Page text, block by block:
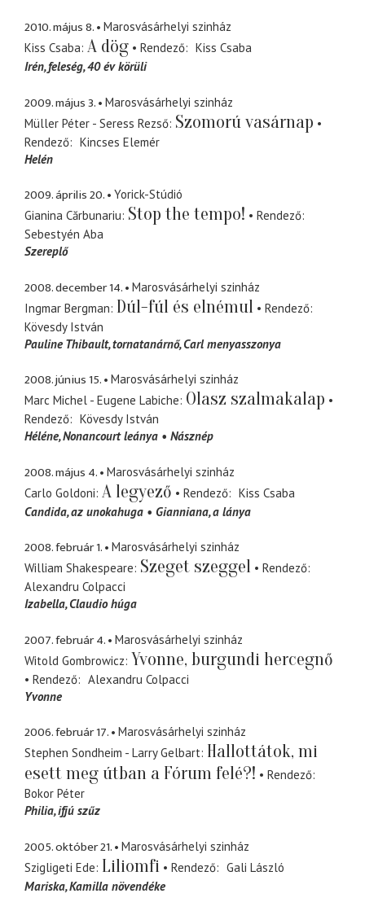
2010. május 8.
Marosvásárhelyi szinház
Kiss Csaba A dög Rendező
Kiss Csaba
Irén feleség, 40 év körüli
2009. május 3.
Marosvásárhelyi szinház
Müller Péter - Seress Rezső Szomorú vasárnap
Rendező
Kincses Elemér
Helén
2009. április 20.
Yorick-Stúdió
Gianina Cărbunariu Stop the tempo!
Rendező
Sebestyén Aba
Szereplő
2008. december 14.
Marosvásárhelyi szinház
Ingmar Bergman Dúl-fúl és elnémul
Rendező
Kövesdy István
Pauline Thibault tornatanárnő, Carl menyasszonya
2008. június 15.
Marosvásárhelyi szinház
Marc Michel - Eugene Labiche Olasz szalmakalap
Rendező
Kövesdy István
Héléne Nonancourt leánya Násznép
2008. május 4.
Marosvásárhelyi szinház
Carlo Goldoni A legyező Rendező
Kiss Csaba
Candida az unokahuga Gianniana a lánya
2008. február 1.
Marosvásárhelyi szinház
William Shakespeare Szeget szeggel
Rendező
Alexandru Colpacci
Izabella Claudio húga
2007. február 4.
Marosvásárhelyi szinház
Witold Gombrowicz Yvonne, burgundi hercegnő
Rendező
Alexandru Colpacci
Yvonne
2006. február 17.
Marosvásárhelyi szinház
Stephen Sondheim - Larry Gelbart Hallottátok, mi
esett meg útban a Fórum felé?!
Rendező
Bokor Péter
Philia ifjú szűz
2005. október 21.
Marosvásárhelyi szinház
Szigligeti Ede Liliomfi Rendező
Gali László
Mariska Kamilla növendéke